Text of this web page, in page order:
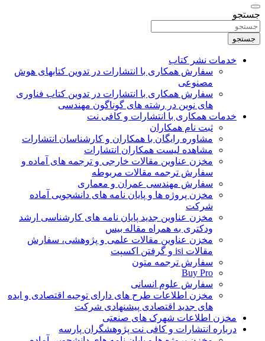
جستجو
جستجو
خدمات نشر کتاب
سفارش همکاری با انتشارات در تدوین کتابهای هوش
مصنوعی
سفارش همکاری با انتشارات در تدوین کتاب فناوری
های نوین در رشته های گوناگون مهندسی
خدمات همکاری با انتشارات و کافی نت
ثبت نام همکاران
مشاوره رایگان با همکاران و کارشناسان انتشارات
مشاهده لیست همکاران انتشارات
مخزن عناوین مقالات خارجی و ترجمه های آماده و
سفارش ترجمه مقالات مربوطه
سفارش مهندسی عمران و معماری
مخزن پروژه ها و پایان نامه های دانشجویی آماده
شرکت
مخزن عناوین جدید پایان نامه های کارشناسی ارشد
ودکتری به همراه مقاله بیس
مخزن عناوین مقالات علمی و پژوهشی، سفارش
مقالات isi و گرفتن اکسپت
سفارش ترجمه متون
Buy Pro
سفارش علوم انسانی
مخزن اطلاعات طرح های دارای توجیه اقتصادی و ایده
های جدید اقتصادی پیشنهادی شرکت
مخزن اطلاعات شهرک های صنعتی
درباره انتشارات و کافی نت پژوهشگران پارسه